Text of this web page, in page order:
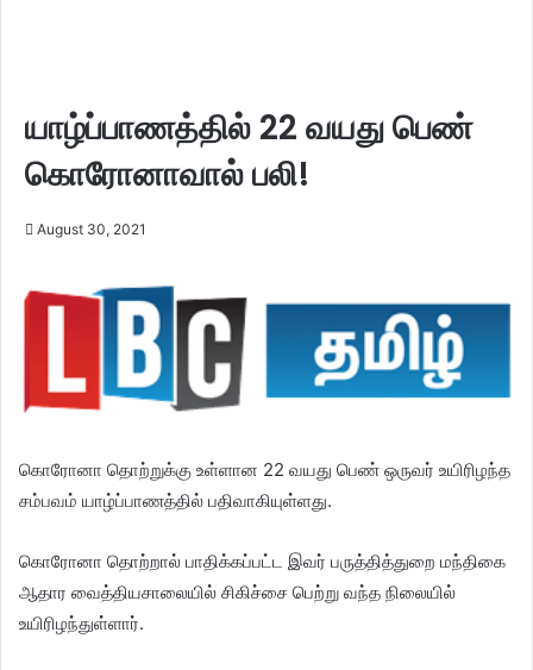
யாழ்ப்பாணத்தில் 22 வயது பெண்
கொரோனாவால் பலி!
August 30, 2021
கொரோனா தொற்றுக்கு உள்ளான 22 வயது பெண் ஒருவர் உயிரிழந்த
சம்பவம் யாழ்ப்பாணத்தில் பதிவாகியுள்ளது.
கொரோனா தொற்றால் பாதிக்கப்பட்ட இவர் பருத்தித்துறை மந்திகை
ஆதார வைத்தியசாலையில் சிகிச்சை பெற்று வந்த நிலையில்
உயிரிழந்துள்ளார்.